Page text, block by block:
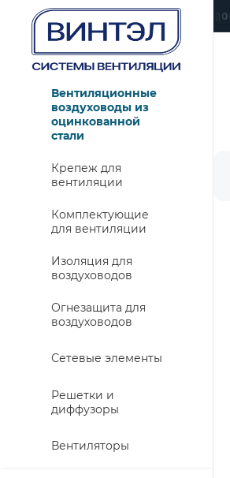
Вентиляционные
воздуховоды из
оцинкованной
стали
Крепеж для
вентиляции
Комплектующие
для вентиляции
Изоляция для
воздуховодов
Огнезащита для
воздуховодов
Сетевые элементы
Решетки и
диффузоры
Вентиляторы